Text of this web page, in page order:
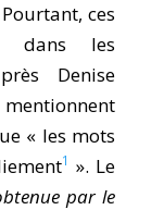
ces
dans les
Denise
« les mots
1 ». Le
par le